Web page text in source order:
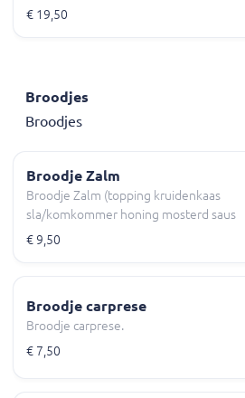
€ 19,50
Broodjes
Broodjes
Broodje Zalm
Broodje Zalm (topping kruidenkaas
sla/komkommer honing mosterd saus
€ 9,50
Broodje carprese
Broodje carprese.
€ 7,50